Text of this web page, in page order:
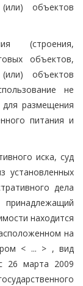
объектов
(строения,
объектов,
объектов
не
размещения
питания и
иска, суд
установленных
дела
находится
на
< ... > , вид
26 марта 2009